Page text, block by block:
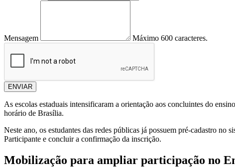
Mensagem Máximo 600 caracteres.
ENVIAR
As escolas estaduais intensificaram a orientação aos concluintes do
horário de Brasília.
Neste ano, os estudantes das redes públicas já possuem pré-cadastro
Participante e concluir a confirmação da inscrição.
Mobilização para ampliar participação no